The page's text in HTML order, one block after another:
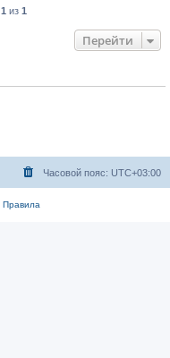
1 из 1
Перейти
Часовой пояс: UTC+03:00
Правила